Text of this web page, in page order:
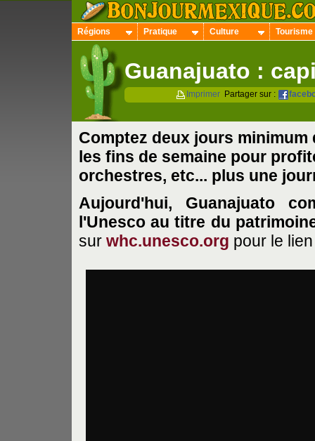
Régions Pratique Culture Tourisme
Guanajuato :
Imprimer Partager sur :
Comptez deux jours
les fins de semaine pour
orchestres, etc... plus une
Aujourd'hui, Guanajuato
l'Unesco au titre du
sur whc.unesco.org pour le